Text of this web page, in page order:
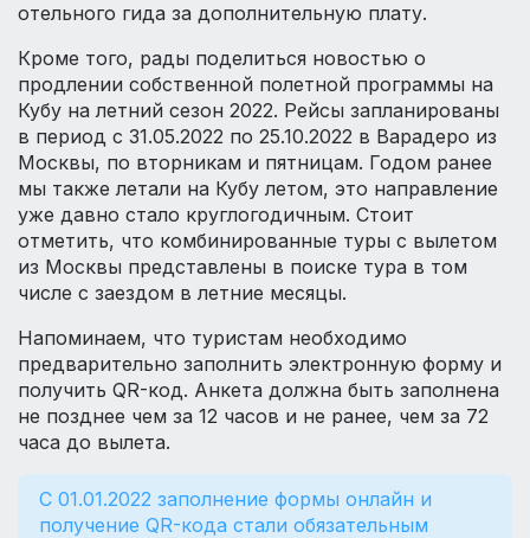
отельного гида за дополнительную плату.
Кроме того, рады поделиться новостью о
продлении собственной полетной программы на
Кубу на летний сезон 2022. Рейсы запланированы
в период с 31.05.2022 по 25.10.2022 в Варадеро из
Москвы, по вторникам и пятницам. Годом ранее
мы также летали на Кубу летом, это направление
уже давно стало круглогодичным. Стоит
отметить, что комбинированные туры с вылетом
из Москвы представлены в поиске тура в том
числе с заездом в летние месяцы.
Напоминаем, что туристам необходимо
предварительно заполнить электронную форму и
получить QR-код. Анкета должна быть заполнена
не позднее чем за 12 часов и не ранее, чем за 72
часа до вылета.
С 01.01.2022 заполнение формы онлайн и
получение QR-кода стали обязательным